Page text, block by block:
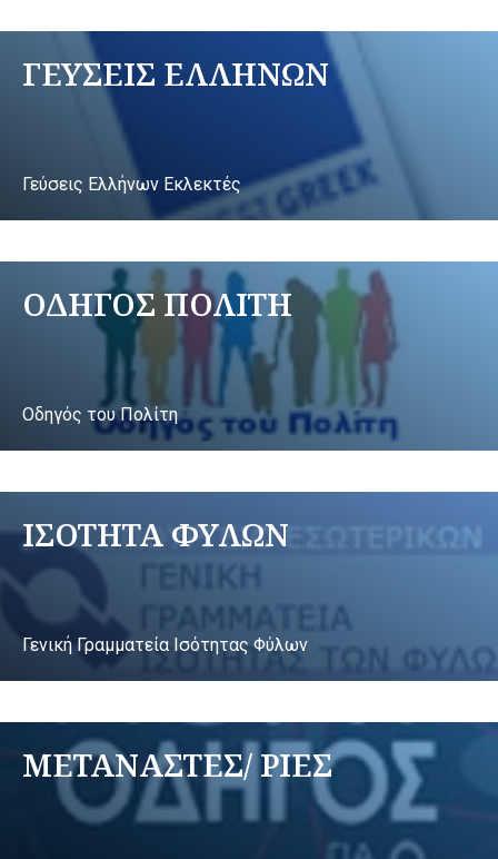
ΓΕΥΣΕΙΣ ΕΛΛΗΝΩΝ
Γεύσεις Ελλήνων Εκλεκτές
ΟΔΗΓΟΣ ΠΟΛΙΤΗ
Οδηγός του Πολίτη
ΙΣΟΤΗΤΑ ΦΥΛΩΝ
Γενική Γραμματεία Ισότητας Φύλων
ΜΕΤΑΝΑΣΤΕΣ/ ΡΙΕΣ